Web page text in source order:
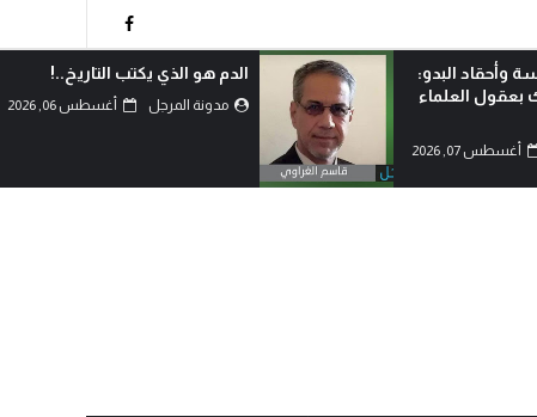
التاريخ..!
أغسطس 06, 2026
لماذا اختار الشيعة خيار احتضان
المقاومة رغم امتلاكهم الدولة؟!